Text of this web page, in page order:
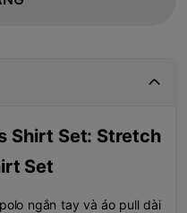
Shirt Set: Stretch
Set
ngắn tay và áo pull dài